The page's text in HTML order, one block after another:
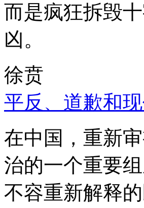
而是疯狂拆毁
凶。
徐贲
平反、道歉和
在中国，重新
治的一个重要
不容重新解释